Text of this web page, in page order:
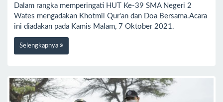
Dalam rangka memperingati HUT Ke-39 SMA Negeri 2
Wates mengadakan Khotmil Qur'an dan Doa Bersama.Acara
ini diadakan pada Kamis Malam, 7 Oktober 2021.
Selengkapnya